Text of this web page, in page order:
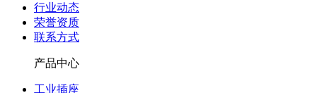
行业动态
荣誉资质
联系方式
产品中心
工业插座